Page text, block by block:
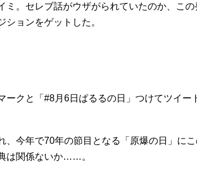
。セレブ話がウザがられていたのか、この
ョンをゲットした。
クと「#8月6日ぱるるの日」つけてツイー
今年で70年の節目となる「原爆の日」に
は関係ないか……。